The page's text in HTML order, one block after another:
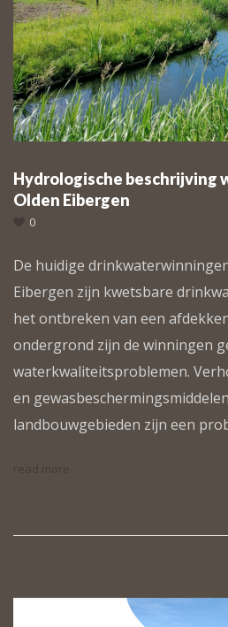
Hydrologische beschrijving
Olden Eibergen
0
De huidige
Eibergen zijn kwetsbare
het ontbreken van een
ondergrond zijn de winningen
waterkwaliteitsproblemen.
en
landbouwgebieden zijn een